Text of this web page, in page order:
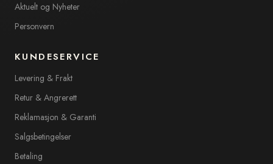
Aktuelt og Nyheter
Personvern
KUNDESERVICE
Levering & Frakt
Retur & Angrerett
Reklamasjon & Garanti
Salgsbetingelser
Betaling